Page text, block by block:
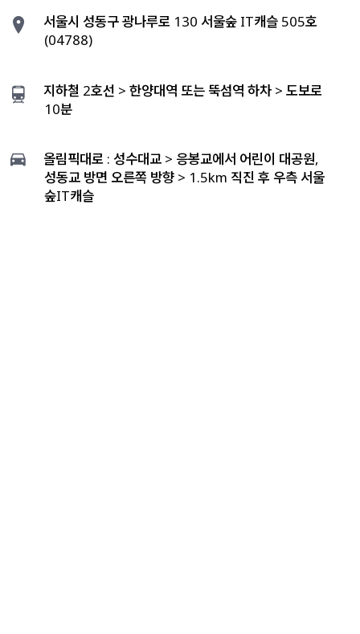
서울시 성동구 광나루로 130 서울숲 IT캐슬 505호
(04788)
지하철 2호선 > 한양대역 또는 뚝섬역 하차 > 도보로
10분
올림픽대로 : 성수대교 > 응봉교에서 어린이 대공원,
성동교 방면 오른쪽 방향 > 1.5km 직진 후 우측 서울
숲IT캐슬